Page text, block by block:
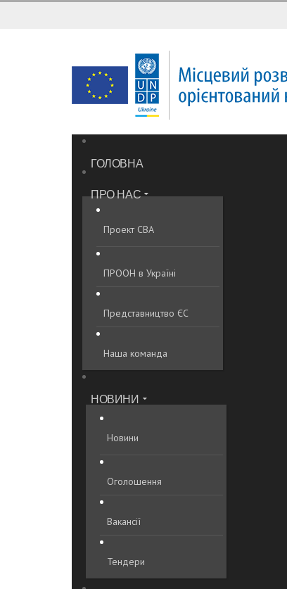
ГОЛОВНА
ПРО НАС
Проект CBA
ПРООН в Україні
Представництво ЄС
Наша команда
НОВИНИ
Новини
Оголошення
Вакансії
Тендери